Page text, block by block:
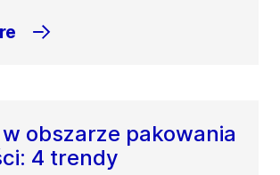
obszarze pakowania
4 trendy